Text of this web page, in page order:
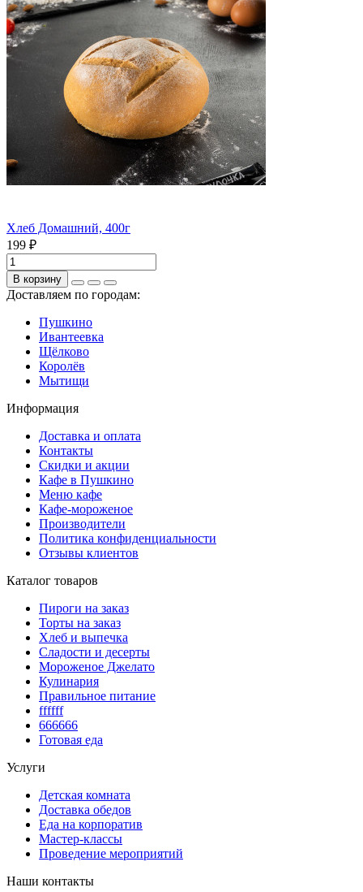
Хлеб Домашний, 400г
199 ₽
В корзину
Доставляем по городам:
Пушкино
Ивантеевка
Щёлково
Королёв
Мытищи
Информация
Доставка и оплата
Контакты
Скидки и акции
Кафе в Пушкино
Меню кафе
Кафе-мороженое
Производители
Политика конфиденциальности
Отзывы клиентов
Каталог товаров
Пироги на заказ
Торты на заказ
Хлеб и выпечка
Сладости и десерты
Мороженое Джелато
Кулинария
Правильное питание
ffffff
666666
Готовая еда
Услуги
Детская комната
Доставка обедов
Еда на корпоратив
Мастер-классы
Проведение мероприятий
Наши контакты